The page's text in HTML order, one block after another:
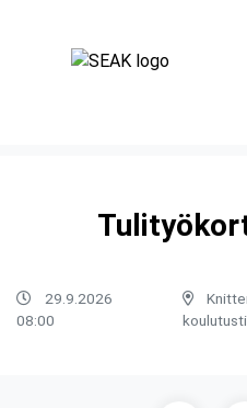
29.9.2026
08:00